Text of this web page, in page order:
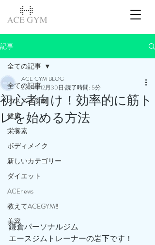
記事
全ての記事
オススメ食材
健康
栄養素
ボディメイク
新しいカテゴリー
ダイエット
ACEnews
教えてACEGYM‼️
美容
全ての記事
初心者向け！効率的に筋ト
レを始める方法
ACE GYM BLOG
2024年12月30日 読了時間: 5分
鎌倉パーソナルジム
エースジムトレーナーの岩下です！